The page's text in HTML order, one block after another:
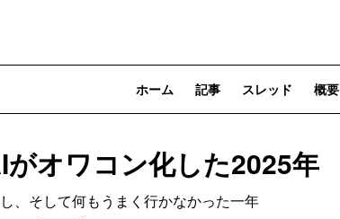
ホーム 記事 スレッド 概要
オワコン化した2025年
、そして何もうまく行かなかった一年